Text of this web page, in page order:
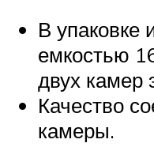
В упаковке
емкостью
двух камер
Качество
камеры.